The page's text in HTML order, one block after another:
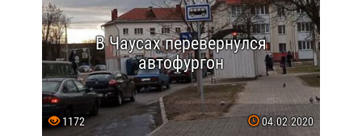
В Чаусах перевернулся
автофургон
1172 04.02.2020